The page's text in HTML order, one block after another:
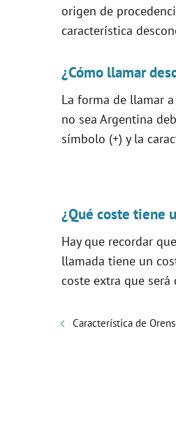
origen de
característica
¿Cómo llamar
La forma de llamar
no sea Argentina
símbolo (+) y la
¿Qué coste tiene
Hay que recordar
llamada tiene un
coste extra que
Característica de